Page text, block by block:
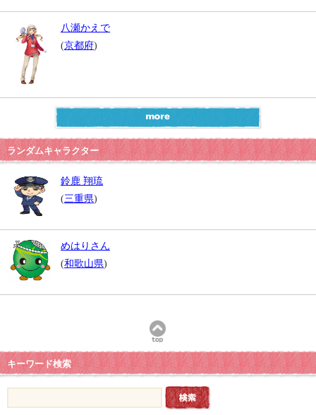
八瀬かえで
(京都府)
ランダムキャラクター
鈴鹿 翔琉
(三重県)
めはりさん
(和歌山県)
キーワード検索